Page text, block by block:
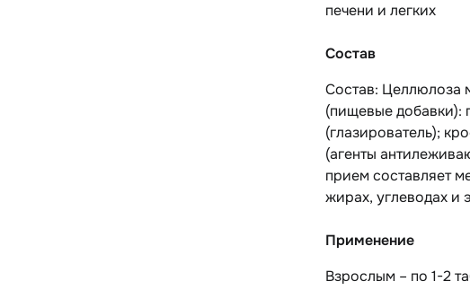
печени и легких
Состав
Состав: Целлюлоза
(пищевые добавки):
(глазирователь);
(агенты
прием составляет
жирах, углеводах и
Применение
Взрослым – по 1-2